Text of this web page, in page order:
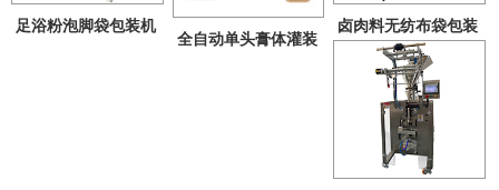
公司将一如既往恪守“优质、高效、创新”的质量方针，坚
持“质量第一、诚信待人、创新发展”的经营原则，矢志不移地
足浴粉泡脚袋包装机
全自动单头膏体灌装
卤肉料无纺布袋包装
机